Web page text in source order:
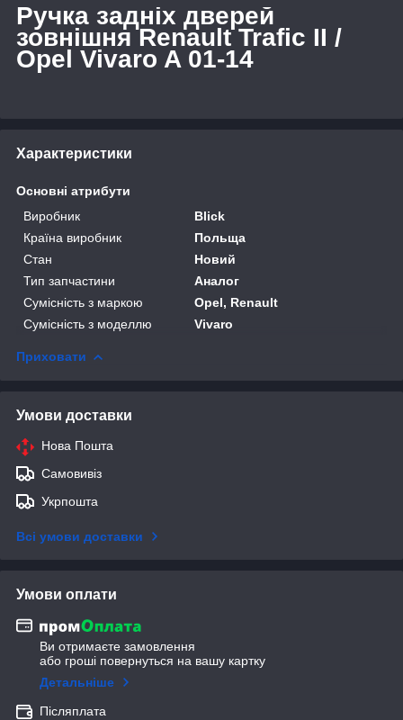
Ручка задніх дверей
зовнішня Renault Trafic II /
Opel Vivaro A 01-14
Характеристики
Основні атрибути
Виробник
Blick
Країна виробник
Польща
Стан
Новий
Тип запчастини
Аналог
Сумісність з маркою
Opel, Renault
Сумісність з моделлю
Vivaro
Приховати
Умови доставки
Нова Пошта
Самовивіз
Укрпошта
Всі умови доставки
Умови оплати
Ви отримаєте замовлення
або гроші повернуться на вашу картку
Детальніше
Післяплата